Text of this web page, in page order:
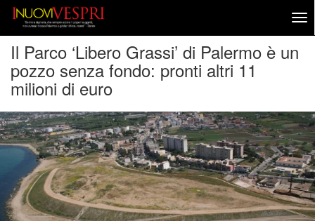
Il Parco ‘Libero Grassi’ di Palermo è un
pozzo senza fondo: pronti altri 11
milioni di euro